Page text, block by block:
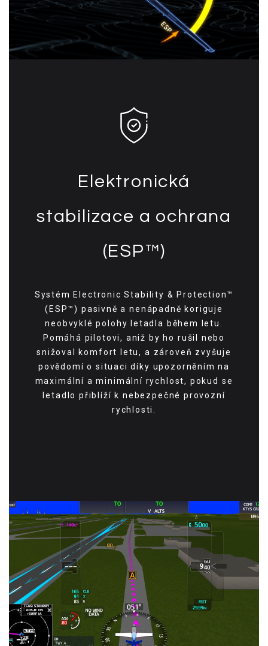
Elektronická
stabilizace a ochrana
(ESP™)
Systém Electronic Stability & Protection™
(ESP™) pasivně a nenápadně koriguje
neobvyklé polohy letadla během letu.
Pomáhá pilotovi, aniž by ho rušil nebo
snižoval komfort letu, a zároveň zvyšuje
povědomí o situaci díky upozorněním na
maximální a minimální rychlost, pokud se
letadlo přiblíží k nebezpečné provozní
rychlosti.